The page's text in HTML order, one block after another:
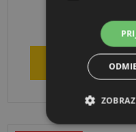
DO KOŠÍKA